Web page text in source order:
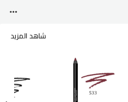
شاهد المزيد